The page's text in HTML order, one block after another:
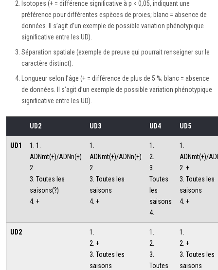
Isotopes (+ = différence significative à p < 0,05, indiquant une
préférence pour différentes espèces de proies; blanc = absence de
données. Il s’agit d’un exemple de possible variation phénotypique
significative entre les UD).
Séparation spatiale (exemple de preuve qui pourrait renseigner sur le
caractère distinct).
Longueur selon l’âge (+ = différence de plus de 5 %; blanc = absence
de données. Il s’agit d’un exemple de possible variation phénotypique
significative entre les UD).
UD2 UD3 UD4 UD5
UD1
1. 1.
ADNmt(+)/ADNn(+)
2.
3. Toutes les
saisons(?)
4. +
1.
ADNmt(+)/ADNn(+)
2.
3. Toutes les
saisons
4. +
1.
2.
3.
Toutes
les
saisons
4.
1.
ADNmt(+)/
2. +
3. Toutes les
saisons
4. +
UD2
1.
2. +
3. Toutes les
saisons
1.
2.
3.
Toutes
1.
2. +
3. Toutes les
saisons